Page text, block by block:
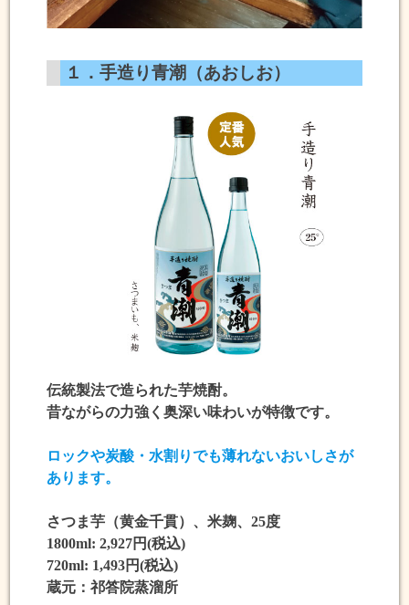
１．手造り青潮（あおしお）
伝統製法で造られた芋焼酎。
昔ながらの力強く奥深い味わいが特徴です。
ロックや炭酸・水割りでも薄れないおいしさが
あります。
さつま芋（黄金千貫）、米麹、25度
1800ml: 2,927円(税込)
720ml: 1,493円(税込)
蔵元：祁答院蒸溜所